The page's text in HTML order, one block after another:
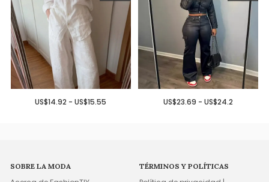
US$14.92 - US$15.55 US$23.69 - US$24.2
SOBRE LA MODA TÉRMINOS Y POLÍTICAS